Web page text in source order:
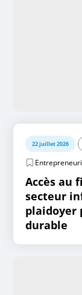
22 juillet 2026
Accès au
secteur
plaidoyer
durable